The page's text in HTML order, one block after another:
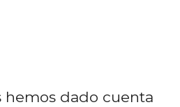
hemos dado cuenta